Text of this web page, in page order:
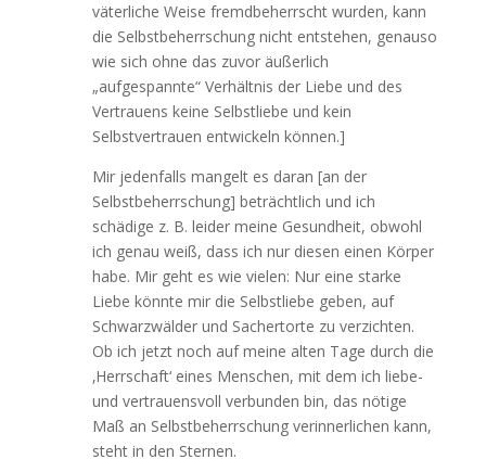
väterliche Weise fremdbeherrscht wurden, kann
die Selbstbeherrschung nicht entstehen, genauso
wie sich ohne das zuvor äußerlich
„aufgespannte“ Verhältnis der Liebe und des
Vertrauens keine Selbstliebe und kein
Selbstvertrauen entwickeln können.]
Mir jedenfalls mangelt es daran [an der
Selbstbeherrschung] beträchtlich und ich
schädige z. B. leider meine Gesundheit, obwohl
ich genau weiß, dass ich nur diesen einen Körper
habe. Mir geht es wie vielen: Nur eine starke
Liebe könnte mir die Selbstliebe geben, auf
Schwarzwälder und Sachertorte zu verzichten.
Ob ich jetzt noch auf meine alten Tage durch die
‚Herrschaft‘ eines Menschen, mit dem ich liebe-
und vertrauensvoll verbunden bin, das nötige
Maß an Selbstbeherrschung verinnerlichen kann,
steht in den Sternen.